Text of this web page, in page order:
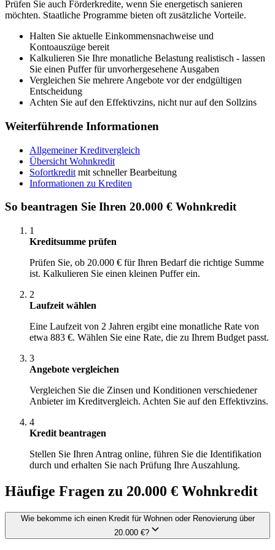
Prüfen Sie auch Förderkredite, wenn Sie energetisch sanieren
möchten. Staatliche Programme bieten oft zusätzliche Vorteile.
Halten Sie aktuelle Einkommensnachweise und
Kontoauszüge bereit
Kalkulieren Sie Ihre monatliche Belastung realistisch - lassen
Sie einen Puffer für unvorhergesehene Ausgaben
Vergleichen Sie mehrere Angebote vor der endgültigen
Entscheidung
Achten Sie auf den Effektivzins, nicht nur auf den Sollzins
Weiterführende Informationen
Allgemeiner Kreditvergleich
Übersicht Wohnkredit
Sofortkredit mit schneller Bearbeitung
Informationen zu Krediten
So beantragen Sie Ihren 20.000 € Wohnkredit
1
Kreditsumme prüfen
Prüfen Sie, ob 20.000 € für Ihren Bedarf die richtige Summe
ist. Kalkulieren Sie einen kleinen Puffer ein.
2
Laufzeit wählen
Eine Laufzeit von 2 Jahren ergibt eine monatliche Rate von
etwa 883 €. Wählen Sie eine Rate, die zu Ihrem Budget passt.
3
Angebote vergleichen
Vergleichen Sie die Zinsen und Konditionen verschiedener
Anbieter im Kreditvergleich. Achten Sie auf den Effektivzins.
4
Kredit beantragen
Stellen Sie Ihren Antrag online, führen Sie die Identifikation
durch und erhalten Sie nach Prüfung Ihre Auszahlung.
Häufige Fragen zu 20.000 € Wohnkredit
Wie bekomme ich einen Kredit für Wohnen oder Renovierung über
20.000 €?